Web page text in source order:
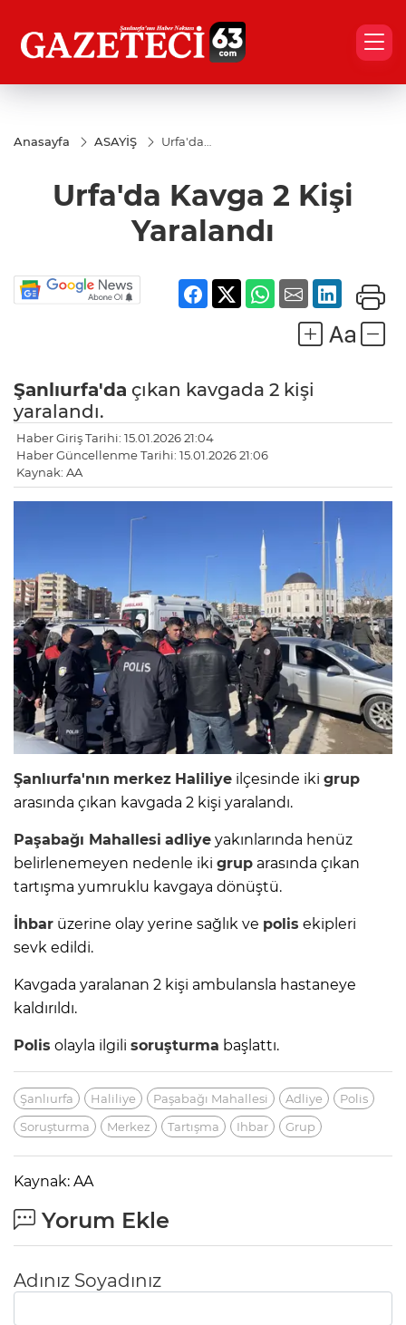
Anasayfa ASAYİŞ
Urfa'da
Yaralandı
Urfa'da Kavga 2 Kişi
Yaralandı
Şanlıurfa'da çıkan kavgada 2 kişi
yaralandı.
Haber Giriş Tarihi: 15.01.2026 21:04
Haber Güncellenme Tarihi: 15.01.2026 21:06
Kaynak: AA
Şanlıurfa'nın merkez Haliliye ilçesinde iki grup
arasında çıkan kavgada 2 kişi yaralandı.
Paşabağı Mahallesi adliye yakınlarında henüz
belirlenemeyen nedenle iki grup arasında çıkan
tartışma yumruklu kavgaya dönüştü.
İhbar üzerine olay yerine sağlık ve polis ekipleri
sevk edildi.
Kavgada yaralanan 2 kişi ambulansla hastaneye
kaldırıldı.
Polis olayla ilgili soruşturma başlattı.
Şanlıurfa Haliliye Paşabağı Mahallesi Adliye
Polis
Soruşturma
Merkez Tartışma Ihbar Grup
Kaynak: AA
Yorum Ekle
Adınız Soyadınız